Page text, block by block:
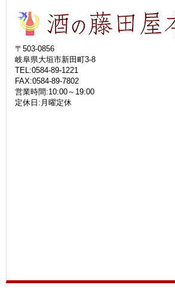
〒503-0856
岐阜県大垣市新田町3-8
TEL:0584-89-1221
FAX:0584-89-7802
営業時間:10:00～19:00
定休日:月曜定休